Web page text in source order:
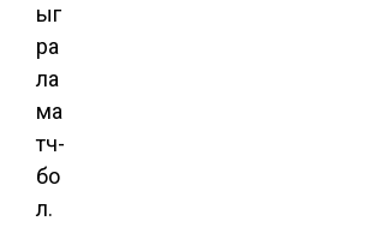
ыг
ра
ла
ма
тч-
бо
л.